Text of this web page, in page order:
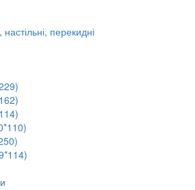
настільні, перекидні